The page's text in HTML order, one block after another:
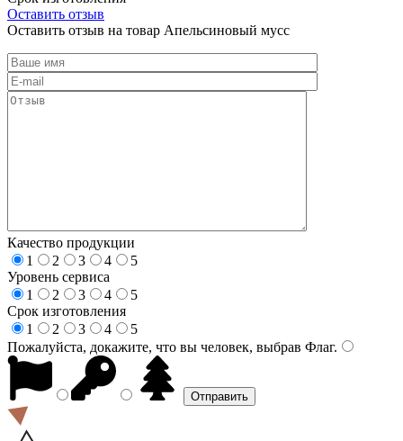
Оставить отзыв
Оставить отзыв на товар Апельсиновый мусс
Качество продукции
1
2 3 4
5
Уровень сервиса
1
2 3 4
5
Срок изготовления
1
2 3 4
5
Пожалуйста, докажите, что вы человек, выбрав Флаг.